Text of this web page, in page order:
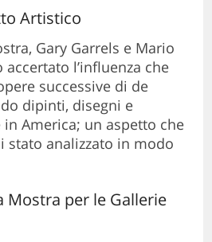
Artistico
Gary Garrels e Mario
l’influenza che
successive di de
dipinti, disegni e
America; un aspetto che
stato analizzato in modo
Mostra per le Gallerie